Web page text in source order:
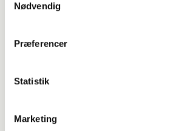
Nødvendig
Præferencer
Statistik
Marketing